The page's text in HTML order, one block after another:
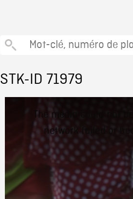
STK-ID 71979
The media could not
network failed or